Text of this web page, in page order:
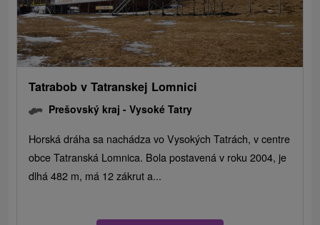
Tatrabob v Tatranskej Lomnici
Prešovský kraj -Vysoké Tatry
Horská dráha sa nachádza vo Vysokých Tatrách, v centre
obce Tatranská Lomnica. Bola postavená v roku 2004, je
dlhá 482 m, má 12 zákrut a...